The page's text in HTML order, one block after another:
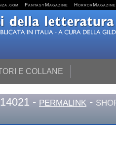
FantasyMagazine HorrorMagazine
E COLLANE
- PERMALINK -